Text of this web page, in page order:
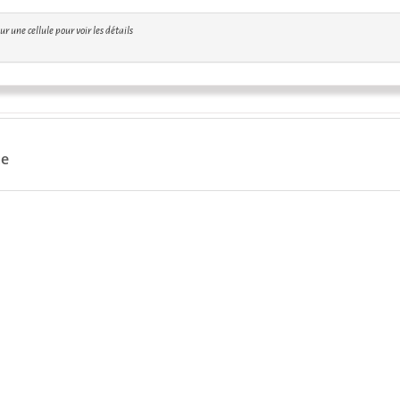
une cellule pour voir les détails